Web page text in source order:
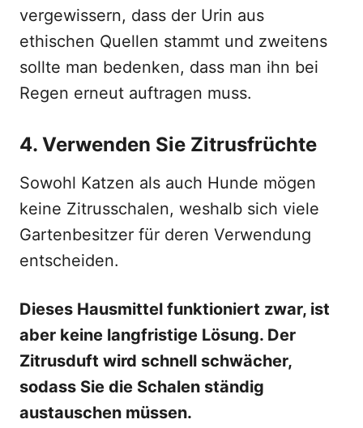
vergewissern, dass der Urin aus
ethischen Quellen stammt und zweitens
sollte man bedenken, dass man ihn bei
Regen erneut auftragen muss.
4. Verwenden Sie Zitrusfrüchte
Sowohl Katzen als auch Hunde mögen
keine Zitrusschalen, weshalb sich viele
Gartenbesitzer für deren Verwendung
entscheiden.
Dieses Hausmittel funktioniert zwar, ist
aber keine langfristige Lösung. Der
Zitrusduft wird schnell schwächer,
sodass Sie die Schalen ständig
austauschen müssen.